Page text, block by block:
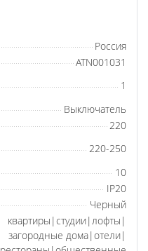
Россия
ATN001031
1
Выключатель
220
220-250
10
IP20
Черный
квартиры|студии|лофты|
загородные дома|отели|